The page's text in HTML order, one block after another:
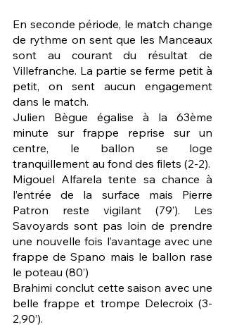
En seconde période, le match change
de rythme on sent que les Manceaux
sont au courant du résultat de
Villefranche. La partie se ferme petit à
petit, on sent aucun engagement
dans le match.
Julien Bègue égalise à la 63ème
minute sur frappe reprise sur un
centre, le ballon se loge
tranquillement au fond des filets (2-2).
Migouel Alfarela tente sa chance à
l’entrée de la surface mais Pierre
Patron reste vigilant (79’). Les
Savoyards sont pas loin de prendre
une nouvelle fois l’avantage avec une
frappe de Spano mais le ballon rase
le poteau (80’)
Brahimi conclut cette saison avec une
belle frappe et trompe Delecroix (3-
2,90’).